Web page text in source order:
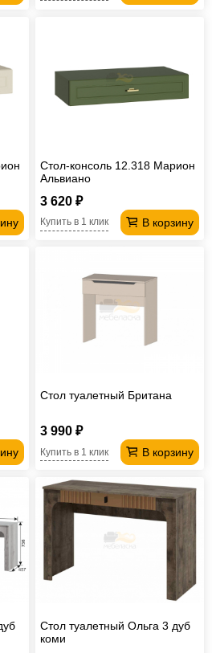
Стол-консоль 12.318 Марион
Альвиано
3 620 ₽
В корзину
Купить в 1 клик
Стол туалетный Британа
3 990 ₽
В корзину
Купить в 1 клик
Стол туалетный Ольга 3 дуб
коми